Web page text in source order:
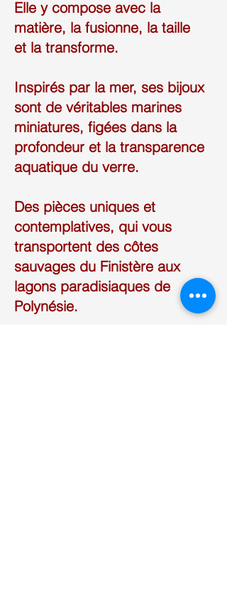
Elle y compose avec la
matière, la fusionne, la taille
et la transforme.
Inspirés par la mer, ses bijoux
sont de véritables marines
miniatures, figées dans la
profondeur et la transparence
aquatique du verre.
Des pièces uniques et
contemplatives, qui vous
transportent des côtes
sauvages du Finistère aux
lagons paradisiaques de
Polynésie.